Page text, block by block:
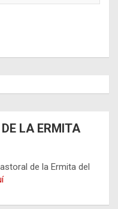
LA ERMITA
de la Ermita del